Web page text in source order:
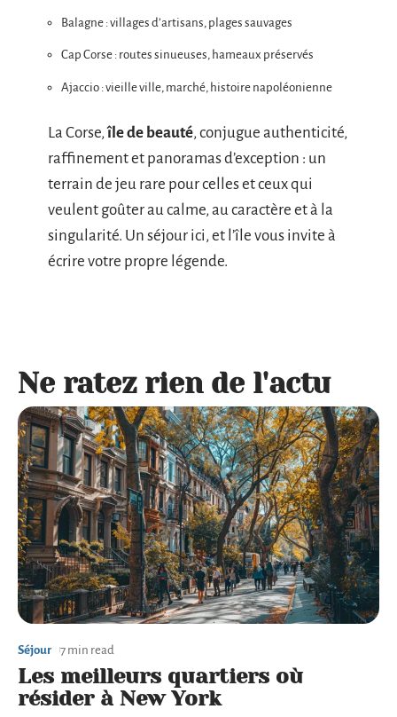
Balagne : villages d’artisans, plages sauvages
Cap Corse : routes sinueuses, hameaux préservés
Ajaccio : vieille ville, marché, histoire napoléonienne
La Corse,île de beauté, conjugue authenticité,
raffinement et panoramas d’exception : un
terrain de jeu rare pour celles et ceux qui
veulent goûter au calme, au caractère et à la
singularité. Un séjour ici, et l’île vous invite à
écrire votre propre légende.
Ne ratez rien de l'actu
Séjour 7 min read
Les meilleurs quartiers où
résider à New York